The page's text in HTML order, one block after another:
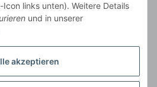
widerrufen
links unten). Weitere Details
und in unserer
akzeptieren